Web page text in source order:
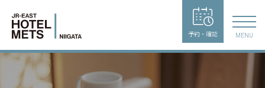
予約・確認 MENU